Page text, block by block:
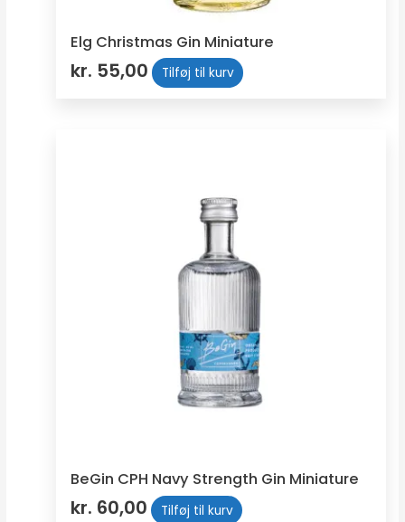
Elg Christmas Gin Miniature
kr. 55,00 Tilføj til kurv
BeGin CPH Navy Strength Gin Miniature
kr. 60,00 Tilføj til kurv